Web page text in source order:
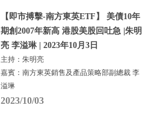
【即市搏擊-南方東英ETF】 美債10年
期創2007年新高 港股美股回吐急 |朱明
亮 李溢琳 | 2023年10月3日
主持：朱明亮
嘉賓：南方東英銷售及產品策略部副總裁 李
溢琳
2023/10/03